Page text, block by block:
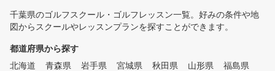
千葉県のゴルフスクール・ゴルフレッスン一覧。好みの条件や地
図からスクールやレッスンプランを探すことができます。
都道府県から探す
北海道
青森県 岩手県 宮城県 秋田県 山形県
福島県